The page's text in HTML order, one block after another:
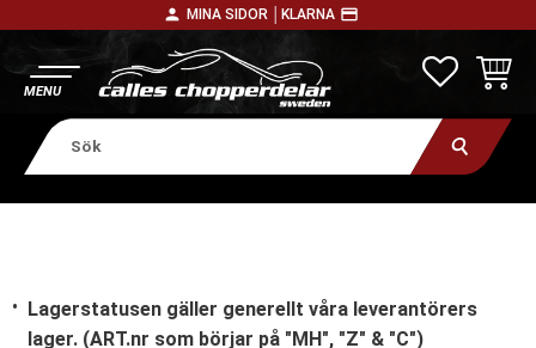
person MINA SIDOR │ KLARNA payment
Lagerstatusen gäller generellt våra leverantörers
lager. (ART.nr som börjar på "MH", "Z" & "C")